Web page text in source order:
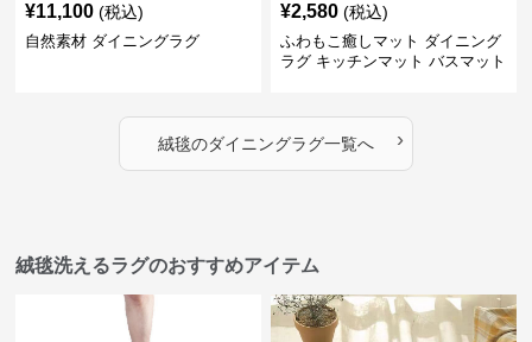
¥11,100 (税込)
自然素材 ダイニングラグ
¥2,580 (税込)
ふわもこ癒しマット ダイニング
ラグ キッチンマット バスマット
絨毯のダイニングラグ一覧へ ›
絨毯洗えるラグのおすすめアイテム